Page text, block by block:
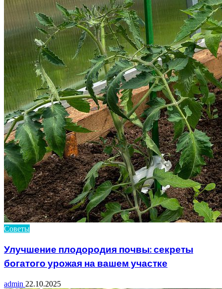
Советы
Улучшение плодородия почвы: секреты
богатого урожая на вашем участке
admin 22.10.2025